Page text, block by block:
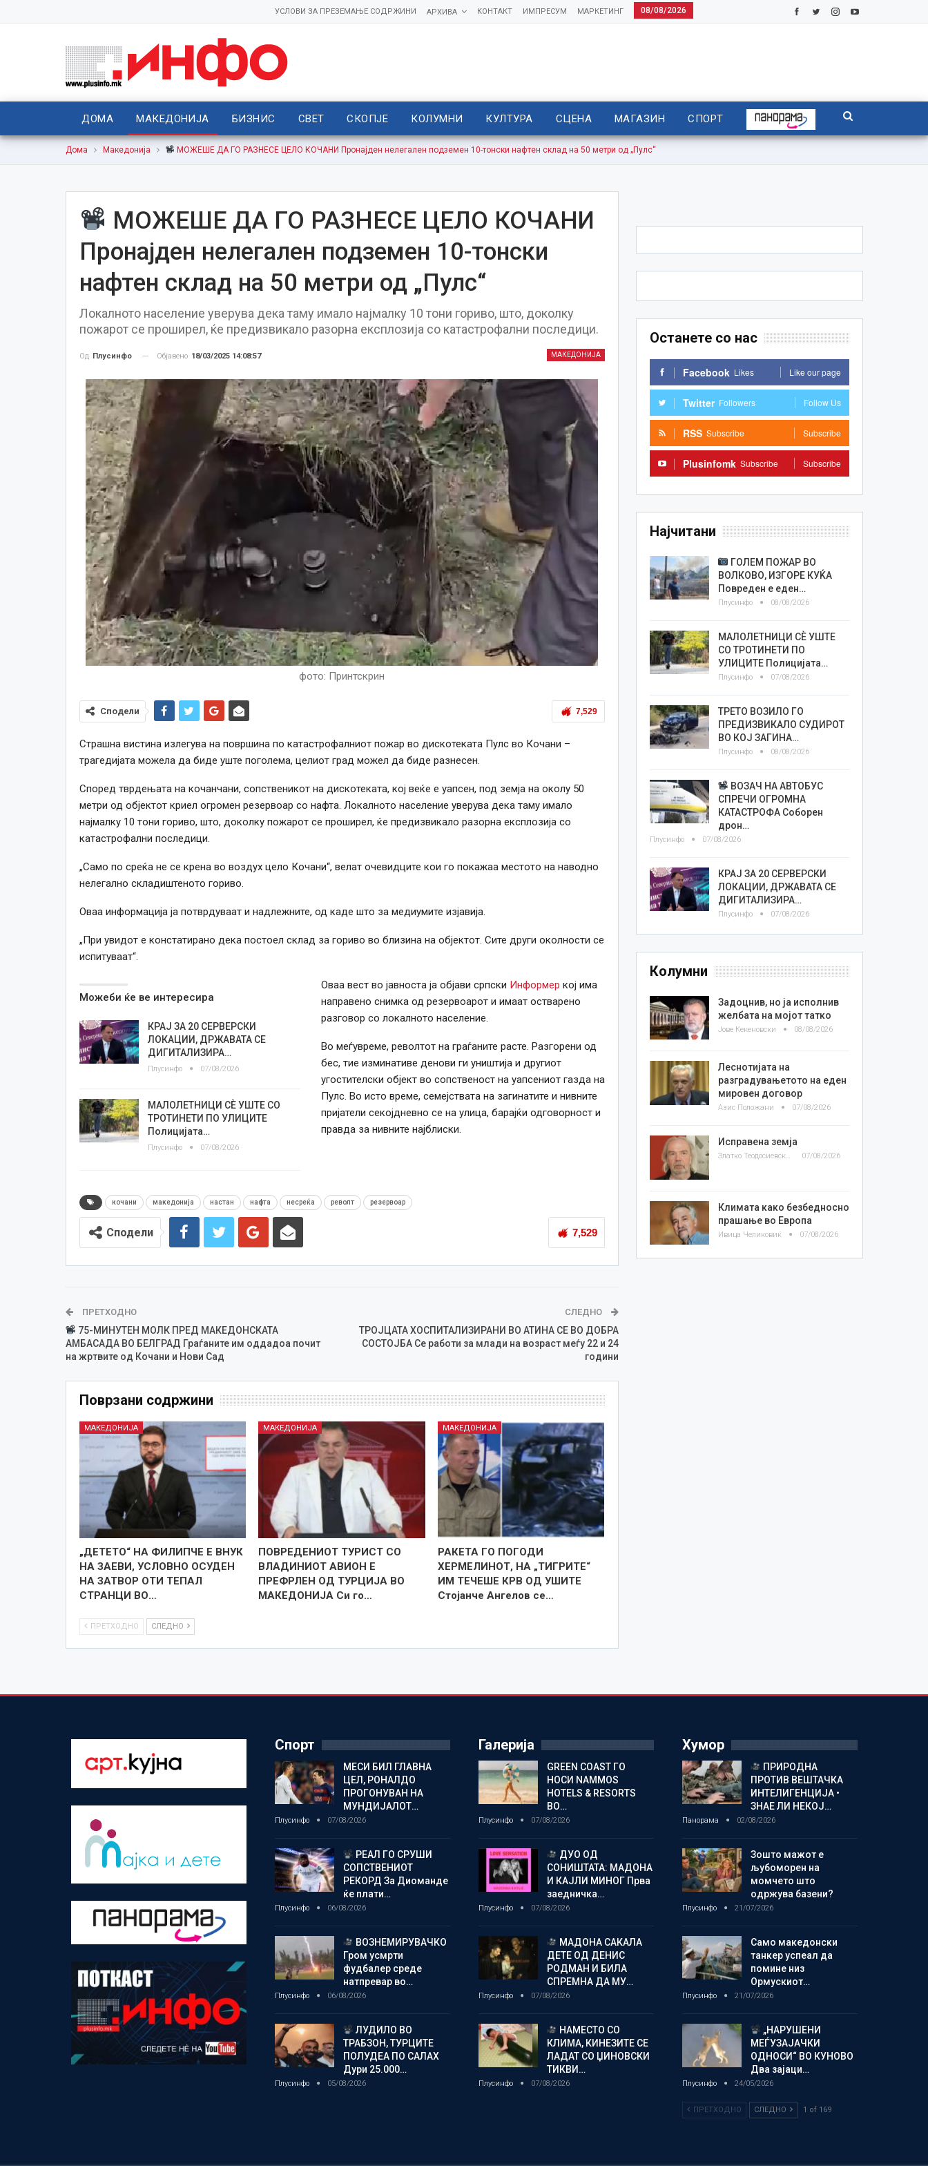
08/08/2026
МАРКЕТИНГ
ИМПРЕСУМ
КОНТАКТ
АРХИВА
УСЛОВИ ЗА ПРЕЗЕМАЊЕ СОДРЖИНИ
ДОМА МАКЕДОНИЈА БИЗНИС СВЕТ СКОПЈЕ КОЛУМНИ КУЛТУРА СЦЕНА МАГАЗИН СПОРТ
Дома Македонија МОЖЕШЕ ДА ГО РАЗНЕСЕ ЦЕЛО КОЧАНИ Пронајден нелегален подземен 10-тонски нафтен склад на 50 метри од „Пулс“
МОЖЕШЕ ДА ГО РАЗНЕСЕ ЦЕЛО КОЧАНИ
Пронајден нелегален подземен 10-тонски
нафтен склад на 50 метри од „Пулс“
Локалното население уверува дека таму имало најмалку 10 тони гориво, што, доколку
пожарот се проширел, ќе предизвикало разорна експлозија со катастрофални последици.
МАКЕДОНИЈА
Од Плусинфо Објавено 18/03/2025 14:08:57
фото: Принтскрин
7,529
Сподели
Страшна вистина излегува на површина по катастрофалниот пожар во дискотеката Пулс во Кочани –
трагедијата можела да биде уште поголема, целиот град можел да биде разнесен.
Според тврдењата на кочанчани, сопственикот на дискотеката, кој веќе е уапсен, под земја на околу 50
метри од објектот криел огромен резервоар со нафта. Локалното население уверува дека таму имало
најмалку 10 тони гориво, што, доколку пожарот се проширел, ќе предизвикало разорна експлозија со
катастрофални последици.
„Само по среќа не се крена во воздух цело Кочани“, велат очевидците кои го покажаа местото на наводно
нелегално складиштеното гориво.
Оваа информација ја потврдуваат и надлежните, од каде што за медиумите изјавија.
„При увидот е констатирано дека постоел склад за гориво во близина на објектот. Сите други околности се
испитуваат“.
Можеби ќе ве интересира
КРАЈ ЗА 20 СЕРВЕРСКИ
ЛОКАЦИИ, ДРЖАВАТА СЕ
ДИГИТАЛИЗИРА…
Плусинфо 07/08/2026
МАЛОЛЕТНИЦИ СÈ УШТЕ СО
ТРОТИНЕТИ ПО УЛИЦИТЕ
Полицијата…
Плусинфо 07/08/2026
Оваа вест во јавноста ја објави српски Информер кој има
направено снимка од резервоарот и имаат остварено
разговор со локалното население.
Во меѓувреме, револтот на граѓаните расте. Разгорени од
бес, тие изминативе денови ги уништија и другиот
угостителски објект во сопственост на уапсениот газда на
Пулс. Во исто време, семејствата на загинатите и нивните
пријатели секојдневно се на улица, барајќи одговорност и
правда за нивните најблиски.
кочани македонија настан нафта несреќа револт резервоар
7,529
Сподели
ПРЕТХОДНО
75-МИНУТЕН МОЛК ПРЕД МАКЕДОНСКАТА
АМБАСАДА ВО БЕЛГРАД Граѓаните им оддадоа почит
на жртвите од Кочани и Нови Сад
СЛЕДНО
ТРОЈЦАТА ХОСПИТАЛИЗИРАНИ ВО АТИНА СЕ ВО ДОБРА
СОСТОЈБА Се работи за млади на возраст меѓу 22 и 24
години
Поврзани содржини
МАКЕДОНИЈА
„ДЕТЕТО“ НА ФИЛИПЧЕ Е ВНУК
НА ЗАЕВИ, УСЛОВНО ОСУДЕН
НА ЗАТВОР ОТИ ТЕПАЛ
СТРАНЦИ ВО…
МАКЕДОНИЈА
ПОВРЕДЕНИОТ ТУРИСТ СО
ВЛАДИНИОТ АВИОН Е
ПРЕФРЛЕН ОД ТУРЦИЈА ВО
МАКЕДОНИЈА Си го…
МАКЕДОНИЈА
РАКЕТА ГО ПОГОДИ
ХЕРМЕЛИНОТ, НА „ТИГРИТЕ“
ИМ ТЕЧЕШЕ КРВ ОД УШИТЕ
Стојанче Ангелов се…
ПРЕТХОДНО СЛЕДНО
Останете со нас
Facebook Likes Like our page
Twitter Followers Follow Us
RSS Subscribe Subscribe
Plusinfomk Subscribe Subscribe
Најчитани
ГОЛЕМ ПОЖАР ВО
ВОЛКОВО, ИЗГОРЕ КУЌА
Повреден е еден…
Плусинфо 08/08/2026
МАЛОЛЕТНИЦИ СÈ УШТЕ
СО ТРОТИНЕТИ ПО
УЛИЦИТЕ Полицијата…
Плусинфо 07/08/2026
ТРЕТО ВОЗИЛО ГО
ПРЕДИЗВИКАЛО СУДИРОТ
ВО КОЈ ЗАГИНА…
Плусинфо 08/08/2026
ВОЗАЧ НА АВТОБУС
СПРЕЧИ ОГРОМНА
КАТАСТРОФА Соборен
дрон…
Плусинфо 07/08/2026
КРАЈ ЗА 20 СЕРВЕРСКИ
ЛОКАЦИИ, ДРЖАВАТА СЕ
ДИГИТАЛИЗИРА…
Плусинфо 07/08/2026
Колумни
Задоцнив, но ја исполнив
желбата на мојот татко
Јове Кекеновски 08/08/2026
Леснотијата на
разградувањетото на еден
мировен договор
Азис Положани 07/08/2026
Исправена земја
Златко Теодосиевски 07/08/2026
Климата како безбедносно
прашање во Европа
Ивица Челиковиќ 07/08/2026
Спорт
МЕСИ БИЛ ГЛАВНА
ЦЕЛ, РОНАЛДО
ПРОГОНУВАН НА
МУНДИЈАЛОТ…
Плусинфо 07/08/2026
РЕАЛ ГО СРУШИ
СОПСТВЕНИОТ
РЕКОРД За Диоманде
ќе плати…
Плусинфо 06/08/2026
ВОЗНЕМИРУВАЧКО
Гром усмрти
фудбалер среде
натпревар во…
Плусинфо 06/08/2026
ЛУДИЛО ВО
ТРАБЗОН, ТУРЦИТЕ
ПОЛУДЕА ПО САЛАХ
Дури 25.000…
Плусинфо 05/08/2026
Галерија
GREEN COAST ГО
НОСИ NAMMOS
HOTELS & RESORTS
ВО…
Плусинфо 07/08/2026
ДУО ОД
СОНИШТАТА: МАДОНА
И КАЈЛИ МИНОГ Прва
заедничка…
Плусинфо 07/08/2026
МАДОНА САКАЛА
ДЕТЕ ОД ДЕНИС
РОДМАН И БИЛА
СПРЕМНА ДА МУ…
Плусинфо 07/08/2026
НАМЕСТО СО
КЛИМА, КИНЕЗИТЕ СЕ
ЛАДАТ СО ЏИНОВСКИ
ТИКВИ…
Плусинфо 07/08/2026
Хумор
ПРИРОДНА
ПРОТИВ ВЕШТАЧКА
ИНТЕЛИГЕНЦИЈА •
ЗНАЕ ЛИ НЕКОЈ…
Панорама 02/08/2026
Зошто мажот е
љубоморен на
момчето што
одржува базени?
Плусинфо 21/07/2026
Само македонски
танкер успеал да
помине низ
Ормускиот…
Плусинфо 21/07/2026
„НАРУШЕНИ
МЕЃУЗАЈАЧКИ
ОДНОСИ“ ВО КУНОВО
Два зајаци…
Плусинфо 24/05/2026
ПРЕТХОДНО СЛЕДНО 1 of 169